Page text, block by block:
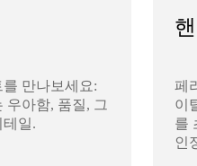
만나보세요:
우아함, 품질, 그
일.
페
이
를
인